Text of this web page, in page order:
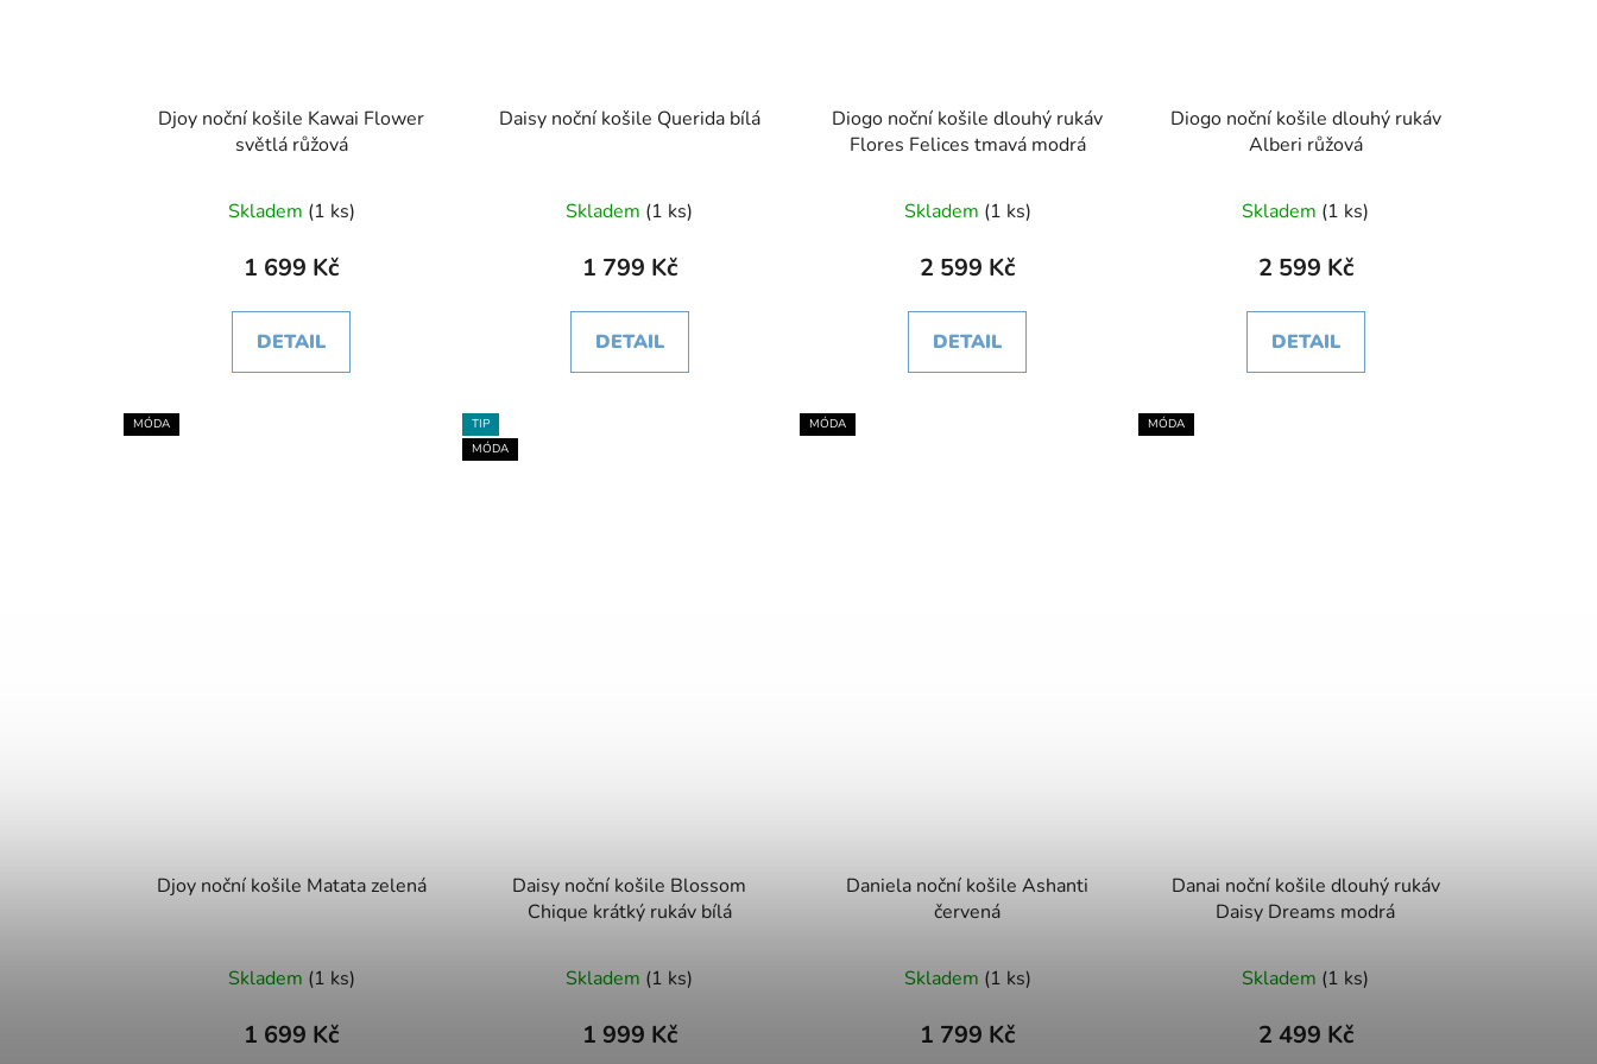
Djoy noční košile Kawai Flower
světlá růžová
Skladem (1 ks)
1 699 Kč
DETAIL
Daisy noční košile Querida bílá
Skladem (1 ks)
1 799 Kč
DETAIL
Diogo noční košile dlouhý rukáv
Flores Felices tmavá modrá
Skladem (1 ks)
2 599 Kč
DETAIL
Diogo noční košile dlouhý rukáv
Alberi růžová
Skladem (1 ks)
2 599 Kč
DETAIL
MÓDA
Djoy noční košile Matata zelená
Skladem (1 ks)
1 699 Kč
TIP
MÓDA
Daisy noční košile Blossom
Chique krátký rukáv bílá
Skladem (1 ks)
1 999 Kč
MÓDA
Daniela noční košile Ashanti
červená
Skladem (1 ks)
1 799 Kč
MÓDA
Danai noční košile dlouhý rukáv
Daisy Dreams modrá
Skladem (1 ks)
2 499 Kč